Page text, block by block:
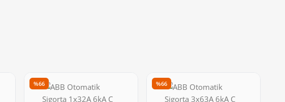
%66 %66